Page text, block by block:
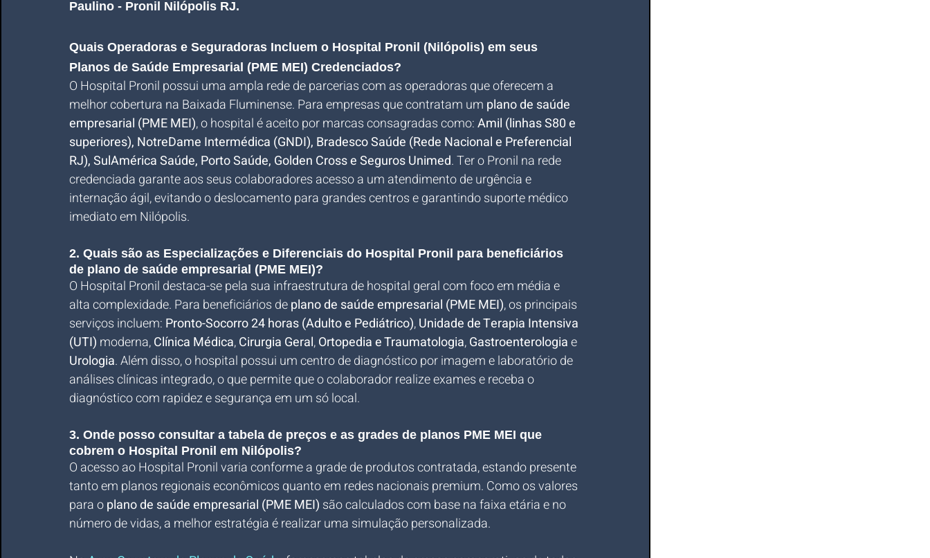
Paulino - Pronil Nilópolis RJ.
Quais Operadoras e Seguradoras Incluem o Hospital Pronil (Nilópolis) em seus
Planos de Saúde Empresarial (PME MEI) Credenciados?
O Hospital Pronil possui uma ampla rede de parcerias com as operadoras que oferecem a
melhor cobertura na Baixada Fluminense. Para empresas que contratam um plano de saúde
empresarial (PME MEI), o hospital é aceito por marcas consagradas como: Amil (linhas S80 e
superiores), NotreDame Intermédica (GNDI), Bradesco Saúde (Rede Nacional e Preferencial
RJ), SulAmérica Saúde, Porto Saúde, Golden Cross e Seguros Unimed. Ter o Pronil na rede
credenciada garante aos seus colaboradores acesso a um atendimento de urgência e
internação ágil, evitando o deslocamento para grandes centros e garantindo suporte médico
imediato em Nilópolis.
2. Quais são as Especializações e Diferenciais do Hospital Pronil para beneficiários
de plano de saúde empresarial (PME MEI)?
O Hospital Pronil destaca-se pela sua infraestrutura de hospital geral com foco em média e
alta complexidade. Para beneficiários de plano de saúde empresarial (PME MEI), os principais
serviços incluem: Pronto-Socorro 24 horas (Adulto e Pediátrico), Unidade de Terapia Intensiva
(UTI) moderna, Clínica Médica, Cirurgia Geral, Ortopedia e Traumatologia, Gastroenterologia e
Urologia. Além disso, o hospital possui um centro de diagnóstico por imagem e laboratório de
análises clínicas integrado, o que permite que o colaborador realize exames e receba o
diagnóstico com rapidez e segurança em um só local.
3. Onde posso consultar a tabela de preços e as grades de planos PME MEI que
cobrem o Hospital Pronil em Nilópolis?
O acesso ao Hospital Pronil varia conforme a grade de produtos contratada, estando presente
tanto em planos regionais econômicos quanto em redes nacionais premium. Como os valores
para o plano de saúde empresarial (PME MEI) são calculados com base na faixa etária e no
número de vidas, a melhor estratégia é realizar uma simulação personalizada.